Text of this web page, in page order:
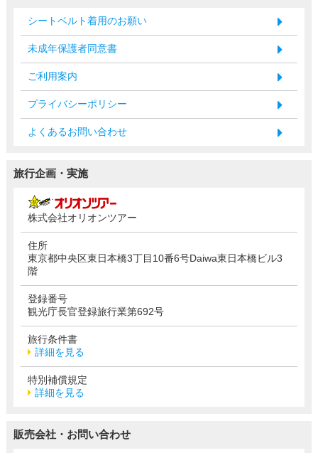
シートベルト着用のお願い
未成年保護者同意書
ご利用案内
プライバシーポリシー
よくあるお問い合わせ
旅行企画・実施
株式会社オリオンツアー
住所
東京都中央区東日本橋3丁目10番6号Daiwa東日本橋ビル3
階
登録番号
観光庁長官登録旅行業第692号
旅行条件書
詳細を見る
特別補償規定
詳細を見る
販売会社・お問い合わせ